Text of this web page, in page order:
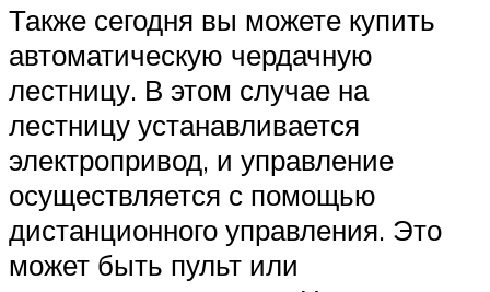
Также сегодня вы можете купить
автоматическую чердачную
лестницу. В этом случае на
лестницу устанавливается
электропривод, и управление
осуществляется с помощью
дистанционного управления. Это
может быть пульт или